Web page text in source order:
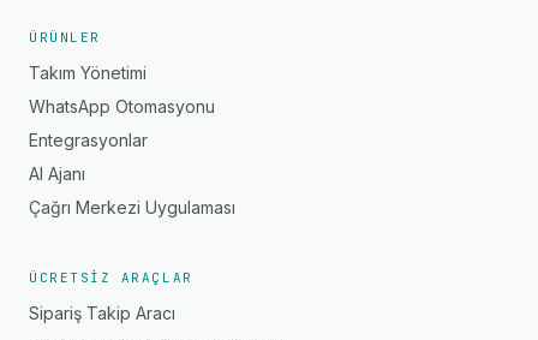
ÜRÜNLER
Takım Yönetimi
WhatsApp Otomasyonu
Entegrasyonlar
AI Ajanı
Çağrı Merkezi Uygulaması
ÜCRETSIZ ARAÇLAR
Sipariş Takip Aracı